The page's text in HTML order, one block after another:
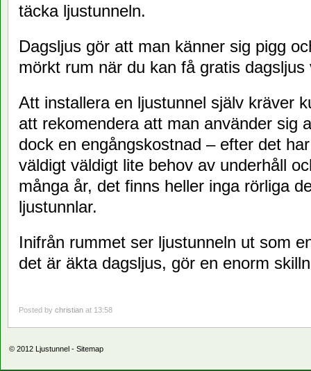
täcka ljustunneln.
Dagsljus gör att man känner sig pigg
mörkt rum när du kan få gratis dagsljus
Att installera en ljustunnel själv kräver
att rekomendera att man använder sig
dock en engångskostnad – efter det
väldigt väldigt lite behov av underhåll
många år, det finns heller inga rörliga
ljustunnlar.
Inifrån rummet ser ljustunneln ut som
det är äkta dagsljus, gör en enorm
Posted by christian at 13:58
© 2012 Ljustunnel - Sitemap